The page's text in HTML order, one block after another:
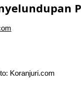
Koranjuri.com